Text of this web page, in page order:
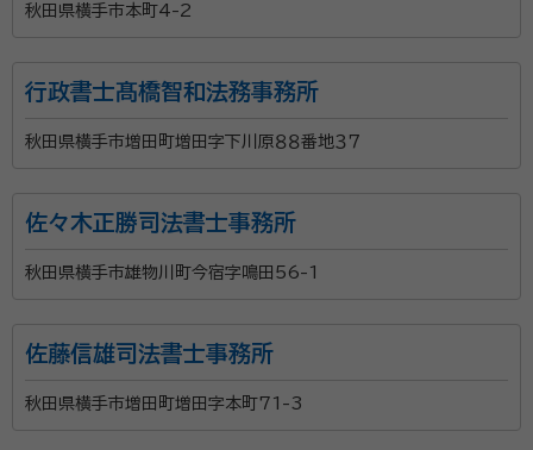
事務所口コミ（抜粋）：
面談の感想
契約後の感想
行政書士大池幸彦事務所は、秋田市を拠点に、相続手続
い」「家族に迷惑をかけたくない」「相続手続きが複雑で
困っている」といったお悩みに寄り添い、一つひとつ丁
資格等：行政書士 / その他（宅地建物取引士）
秋田県横手市本町4-2
行政書士髙橋智和法務事務所
秋田県横手市増田町増田字下川原８８番地３７
佐々木正勝司法書士事務所
秋田県横手市雄物川町今宿字鳴田56-1
佐藤信雄司法書士事務所
秋田県横手市増田町増田字本町71-3